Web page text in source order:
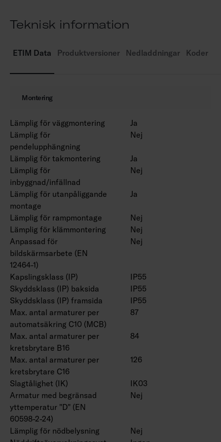
IK03.
Omgivningstemperatur -25 … 25 °C.
Teknisk information
ETIM Data Produktversioner Nedladdningar Koder
Montering
Lämplig för väggmontering
Ja
Lämplig för
pendelupphängning
Nej
Lämplig för takmontering
Ja
Lämplig för
inbyggnad/infällnad
Nej
Lämplig för utanpåliggande
montage
Ja
Lämplig för rampmontage
Nej
Lämplig för klämmontering
Nej
Anpassad för
bildskärmsarbete (EN
12464-1)
Nej
Kapslingsklass (IP)
IP55
Skyddsklass (IP) baksida
IP55
Skyddsklass (IP) framsida
IP55
Max. antal armaturer per
automatsäkring C10 (MCB)
87
Max. antal armaturer per
kretsbrytare B16
84
Max. antal armaturer per
kretsbrytare C16
126
Slagtålighet (IK)
IK03
Armatur med begränsad
yttemperatur "D" (EN
60598-2-24)
Nej
Lämplig för nödbelysning
Nej